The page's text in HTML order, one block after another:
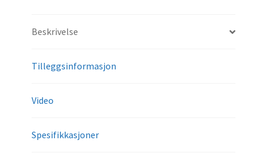
Beskrivelse
Tilleggsinformasjon
Video
Spesifikkasjoner